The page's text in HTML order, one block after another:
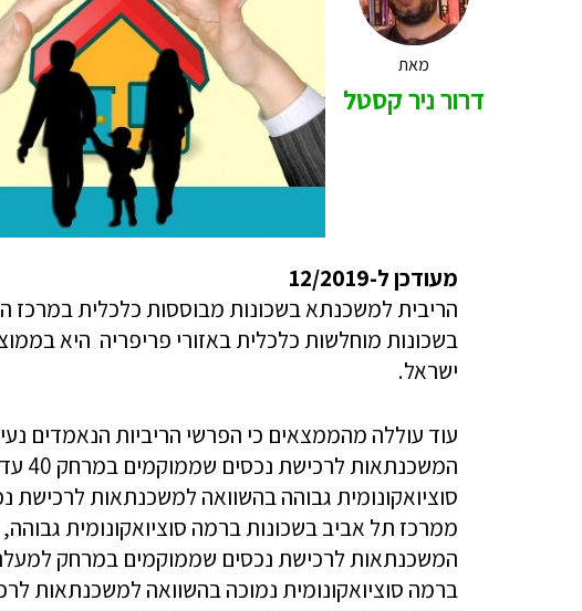
מאת
דרור ניר קסטל
מעודכן ל-12/2019
הריבית למשכנתא בשכונות מבוססות כלכלית במרכז
בשכונות מוחלשות כלכלית באזורי פריפריה היא
ישראל.